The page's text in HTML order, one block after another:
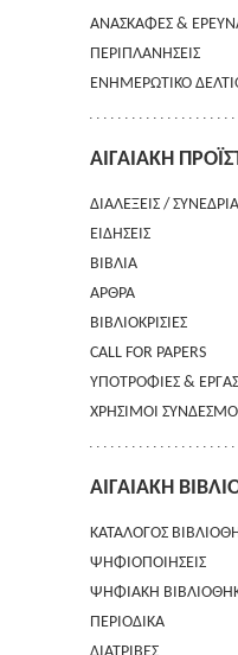
ΟΡΟΙ ΧΡΗΣΗΣ
ΕΠΙΚΟΙΝΩΝΙΑ
ΑΝΑΣΚΑΦΕΣ &
ΠΕΡΙΠΛΑΝΗΣΕΙΣ
ΕΝΗΜΕΡΩΤΙΚΟ
ΑΙΓΑΙΑΚΗ
ΔΙΑΛΕΞΕΙΣ / ΣΥΝΕΔΡΙΑ
ΕΙΔΗΣΕΙΣ
ΒΙΒΛΙΑ
ΑΡΘΡΑ
ΒΙΒΛΙΟΚΡΙΣΙΕΣ
CALL FOR PAPERS
ΥΠΟΤΡΟΦΙΕΣ &
ΧΡΗΣΙΜΟΙ ΣΥΝΔΕΣΜΟΙ
ΑΙΓΑΙΑΚΗ
ΚΑΤΑΛΟΓΟΣ
ΨΗΦΙΟΠΟΙΗΣΕΙΣ
ΨΗΦΙΑΚΗ
ΠΕΡΙΟΔΙΚΑ
ΔΙΑΤΡΙΒΕΣ